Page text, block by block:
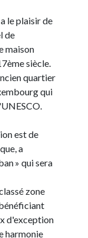
le plaisir de
de
maison
siècle.
quartier
qui
est de
a
» qui sera
zone
d'exception
harmonie